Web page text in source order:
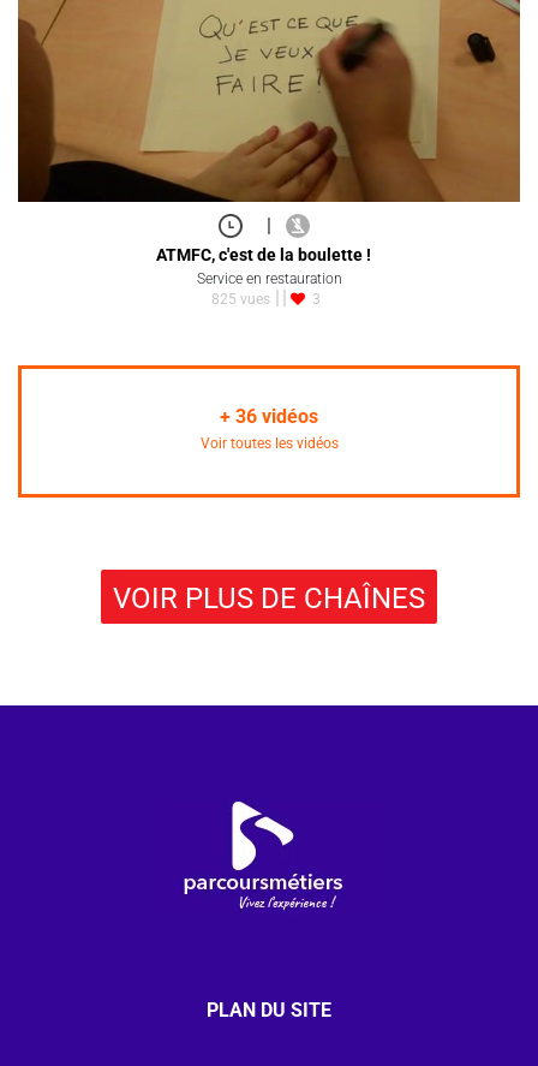
|
ATMFC, c'est de la boulette !
Service en restauration
825 vues
3
+ 36 vidéos
Voir toutes les vidéos
VOIR PLUS DE CHAÎNES
PLAN DU SITE